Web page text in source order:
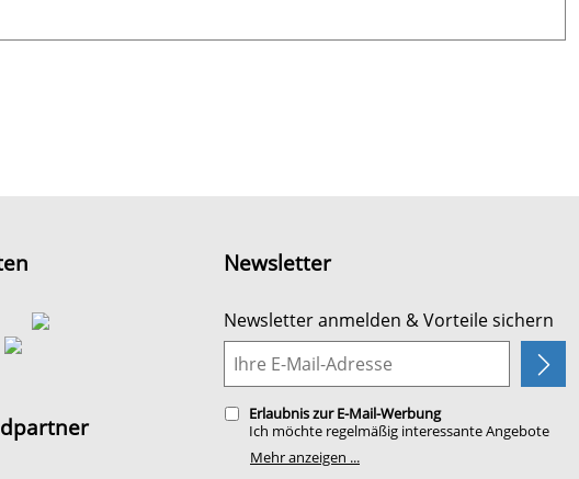
Newsletter
Newsletter anmelden & Vorteile sichern
Erlaubnis zur E-Mail-Werbung
Ich möchte regelmäßig interessante Angebote
per E-Mail erhalten. Meine E-Mail-Adresse wird
nicht an andere Unternehmen weitergegeben.
Mehr anzeigen ...